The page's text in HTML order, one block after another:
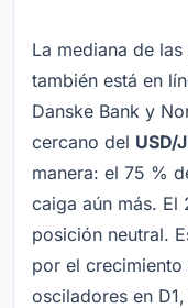
La mediana de
también está en
Danske Bank y
cercano del USD/
manera: el 75 %
caiga aún más. El
posición neutral.
por el
osciladores en